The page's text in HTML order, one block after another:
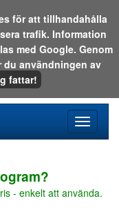
meny
- enkelt att använda.
för att tillhandahålla
trafik. Information
med Google. Genom
du användningen av
fattar!